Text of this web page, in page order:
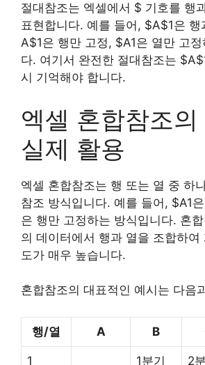
절대참조는 엑셀에서 $ 기호를 행
표현합니다. 예를 들어, $A$1은 행
A$1은 행만 고정, $A1은 열만 고정
다. 여기서 완전한 절대참조는
시 기억해야 합니다.
엑셀 혼합참조
실제 활용
엑셀 혼합참조는 행 또는 열 중 하
참조 방식입니다. 예를 들어, $A1
은 행만 고정하는 방식입니다. 혼
의 데이터에서 행과 열을 조합하여
도가 매우 높습니다.
혼합참조의 대표적인 예시는 다음
행/열 A B
1 1분기 2